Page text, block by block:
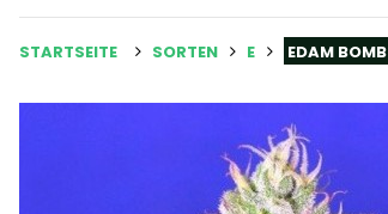
STARTSEITE SORTEN E EDAM BOMB